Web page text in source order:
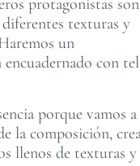
protagonistas
diferentes texturas y
un
con
porque vamos
la composición,
llenos de texturas